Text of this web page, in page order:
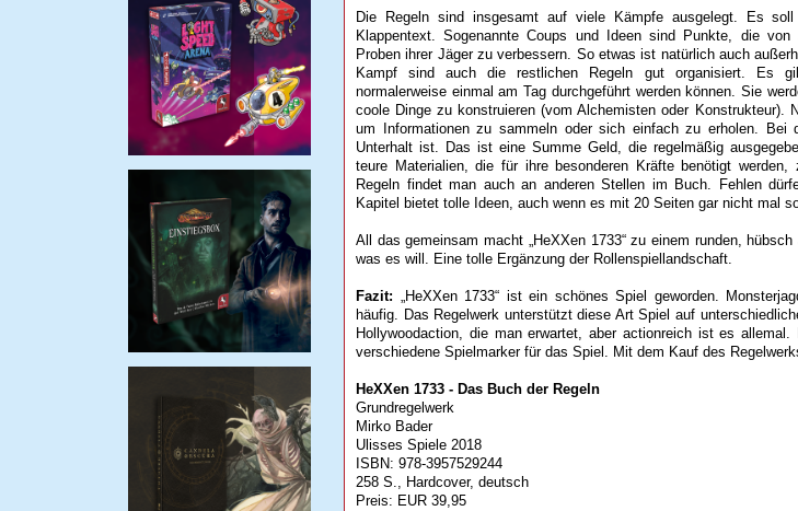
Die Regeln sind insgesamt auf viele Kämpfe ausgelegt. Es
Klappentext. Sogenannte Coups und Ideen sind Punkte, die von
Proben ihrer Jäger zu verbessern. So etwas ist natürlich auch
Kampf sind auch die restlichen Regeln gut organisiert. Es
normalerweise einmal am Tag durchgeführt werden können. Sie
coole Dinge zu konstruieren (vom Alchemisten oder Konstrukteur).
um Informationen zu sammeln oder sich einfach zu erholen. Bei
Unterhalt ist. Das ist eine Summe Geld, die regelmäßig
teure Materialien, die für ihre besonderen Kräfte benötigt
Regeln findet man auch an anderen Stellen im Buch. Fehlen
Kapitel bietet tolle Ideen, auch wenn es mit 20 Seiten gar nicht mal
All das gemeinsam macht „HeXXen 1733“ zu einem runden,
was es will. Eine tolle Ergänzung der Rollenspiellandschaft.
Fazit: „HeXXen 1733“ ist ein schönes Spiel geworden.
häufig. Das Regelwerk unterstützt diese Art Spiel auf
Hollywoodaction, die man erwartet, aber actionreich ist es allemal.
verschiedene Spielmarker für das Spiel. Mit dem Kauf des
HeXXen 1733 - Das Buch der Regeln
Grundregelwerk
Mirko Bader
Ulisses Spiele 2018
ISBN: 978-3957529244
258 S., Hardcover, deutsch
Preis: EUR 39,95